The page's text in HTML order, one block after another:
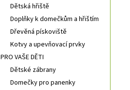
Dětská hřiště
Doplňky k domečkům a hřištím
Dřevěná pískoviště
Kotvy a upevňovací prvky
PRO VAŠE DĚTI
Dětské zábrany
Domečky pro panenky